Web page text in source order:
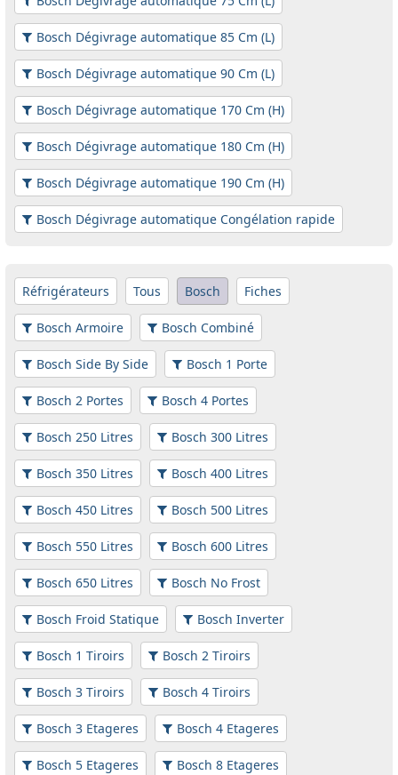
Bosch Dégivrage automatique 85 Cm (L)
Bosch Dégivrage automatique 90 Cm (L)
Bosch Dégivrage automatique 170 Cm (H)
Bosch Dégivrage automatique 180 Cm (H)
Bosch Dégivrage automatique 190 Cm (H)
Bosch Dégivrage automatique Congélation rapide
Réfrigérateurs Tous Bosch Fiches
Bosch Armoire Bosch Combiné
Bosch Side By Side Bosch 1 Porte
Bosch 2 Portes Bosch 4 Portes
Bosch 250 Litres Bosch 300 Litres
Bosch 350 Litres Bosch 400 Litres
Bosch 450 Litres Bosch 500 Litres
Bosch 550 Litres Bosch 600 Litres
Bosch 650 Litres Bosch No Frost
Bosch Froid Statique Bosch Inverter
Bosch 1 Tiroirs Bosch 2 Tiroirs
Bosch 3 Tiroirs Bosch 4 Tiroirs
Bosch 3 Etageres Bosch 4 Etageres
Bosch 5 Etageres Bosch 8 Etageres